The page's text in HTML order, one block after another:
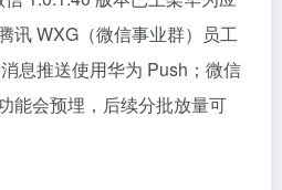
讯 WXG（微信事业群）员工
息推送使用华为 Push；微信
能会预埋，后续分批放量可